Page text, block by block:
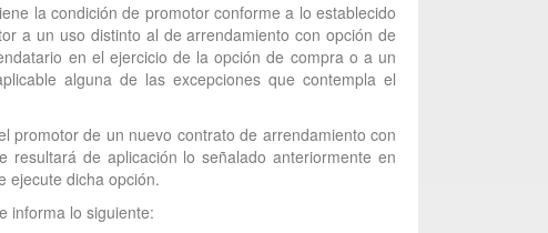
la condición de promotor conforme a lo establecido
a un uso distinto al de arrendamiento con opción de
en el ejercicio de la opción de compra o a un
alguna de las excepciones que contempla el
promotor de un nuevo contrato de arrendamiento con
de aplicación lo señalado anteriormente en
ejecute dicha opción.
informa lo siguiente: